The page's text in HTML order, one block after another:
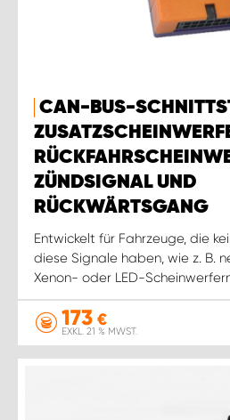
CAN-BUS-
ZÜNDSIGNAL UND
RÜCKWÄRTSGANG
Entwickelt für Fahrzeuge, die
diese Signale haben, wie z. B.
Xenon- oder LED-
173 €
EXKL. 21 % MWST.